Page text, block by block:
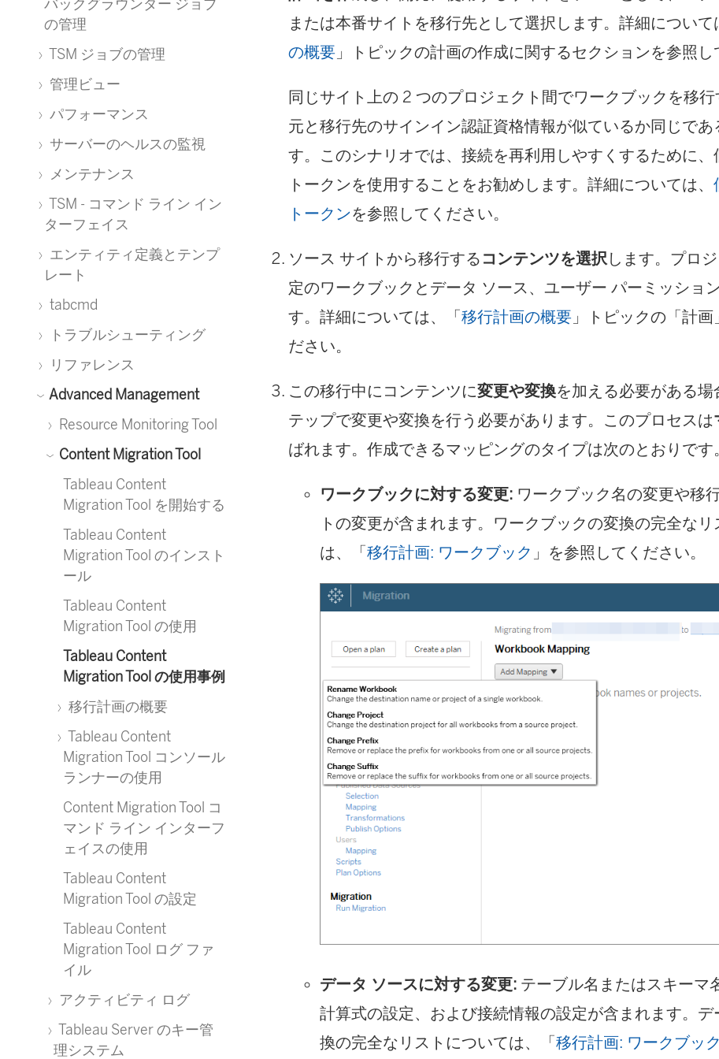
バックグラウンダー ジョブ
の管理
TSM ジョブの管理
管理ビュー
パフォーマンス
サーバーのヘルスの監視
メンテナンス
TSM - コマンド ライン イン
ターフェイス
エンティティ定義とテンプ
レート
tabcmd
トラブルシューティング
リファレンス
Advanced Management
Resource Monitoring Tool
Content Migration Tool
Tableau Content
Migration Tool を開始する
Tableau Content
Migration Tool のインスト
ール
Tableau Content
Migration Tool の使用
Tableau Content
Migration Tool の使用事例
移行計画の概要
Tableau Content
Migration Tool コンソール
ランナーの使用
Content Migration Tool コ
マンド ライン インターフ
ェイスの使用
Tableau Content
Migration Tool の設定
Tableau Content
Migration Tool ログ ファ
イル
アクティビティ ログ
Tableau Server のキー管
理システム
または本番サイトを移行先として選択します。詳細について
の概要 」トピックの計画の作成に関するセクションを参照し
同じサイト上の 2 つのプロジェクト間でワークブックを移
元と移行先のサインイン認証資格情報が似ているか同じであ
す。このシナリオでは、接続を再利用しやすくするために、
トークンを使用することをお勧めします。詳細については、
トークンを参照してください。
ソース サイトから移行する コンテンツを選択 します。プロ
定のワークブックとデータ ソース、ユーザー パーミッショ
す。詳細については、「移行計画の概要 」トピックの「計画
ださい。
この移行中にコンテンツに変更や変換を加える必要がある場
テップで変更や変換を行う必要があります。このプロセスは
ばれます。作成できるマッピングのタイプは次のとおりです
ワークブックに対する変更: ワークブック名の変更や移
トの変更が含まれます。ワークブックの変換の完全なリ
は、「移行計画: ワークブック 」を参照してください。
データ ソースに対する変更: テーブル名またはスキーマ
計算式の設定、および接続情報の設定が含まれます。
換の完全なリストについては、「移行計画: ワークブック